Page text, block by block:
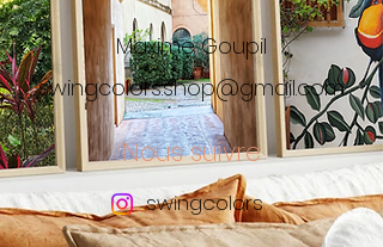
Maxime Goupil
swingcolors.shop@gmail.com
Nous suivre
swingcolors